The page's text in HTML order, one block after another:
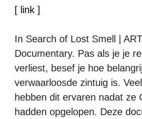
[ link ]
In Search of Lost Smell |
Documentary. Pas als je je
verliest, besef je hoe
verwaarloosde zintuig is.
hebben dit ervaren nadat ze
hadden opgelopen. Deze